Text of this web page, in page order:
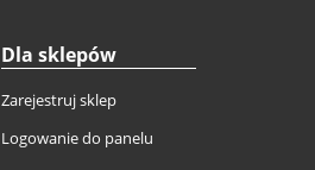
Dla sklepów
Zarejestruj sklep
Logowanie do panelu